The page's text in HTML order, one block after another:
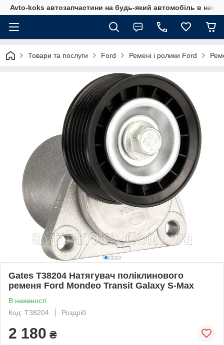
Avto-koks автозапчастини на будь-який автомобіль в
Товари та послуги Ford Ремені і ролики Ford
Gates T38204 Натягувач поліклинового
ременя Ford Mondeo Transit Galaxy S-Max
В наявності
Код: T38204
Роздріб
2 180 ₴